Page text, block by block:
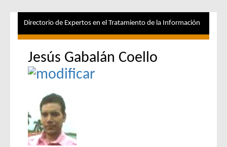
Directorio de Expertos en el Tratamiento de la Información
Jesús Gabalán Coello